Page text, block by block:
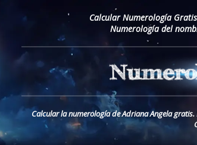
Calcular Numerología
Numerología del
Calcular la numerología de Adriana Angela